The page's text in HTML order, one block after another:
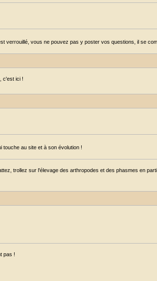
verrouillé, vous ne pouvez pas y poster vos questions, il se
c'est ici !
touche au site et à son évolution !
trollez sur l'élevage des arthropodes et des phasmes en
pas !